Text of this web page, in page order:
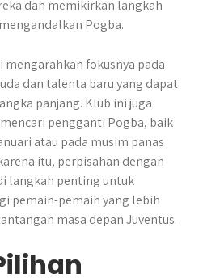
dan memikirkan langkah
Pogba.
mengarahkan fokusnya pada
dan talenta baru yang dapat
panjang. Klub ini juga
pengganti Pogba, baik
atau pada musim panas
itu, perpisahan dengan
langkah penting untuk
pemain-pemain yang lebih
masa depan Juventus.